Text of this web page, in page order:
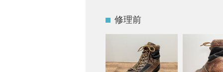
修理前